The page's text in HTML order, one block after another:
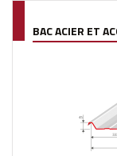
BAC ACIER ET